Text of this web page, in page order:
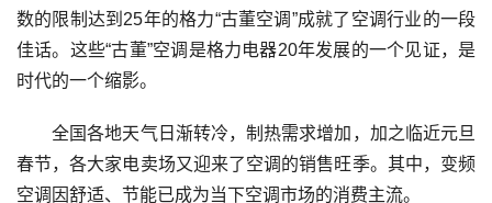
数的限制达到25年的格力“古董空调”成就了空调行业的一段
佳话。这些“古董”空调是格力电器20年发展的一个见证，是
时代的一个缩影。
全国各地天气日渐转冷，制热需求增加，加之临近元旦
春节，各大家电卖场又迎来了空调的销售旺季。其中，变频
空调因舒适、节能已成为当下空调市场的消费主流。